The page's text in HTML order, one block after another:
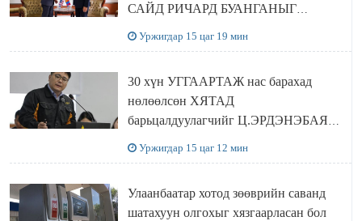
САЙД РИЧАРД БУАНГАНЫГ
Уржигдар 15 цаг 19 мин
30 хүн УГГААРТАЖ нас барахад
нөлөөлсөн ХЯТАД
барьцалдуулагчийг Ц.ЭРДЭНЭБАЯР
Уржигдар 15 цаг 12 мин
Улаанбаатар хотод зөөврийн саванд
шатахуун олгохыг хязгаарласан бол